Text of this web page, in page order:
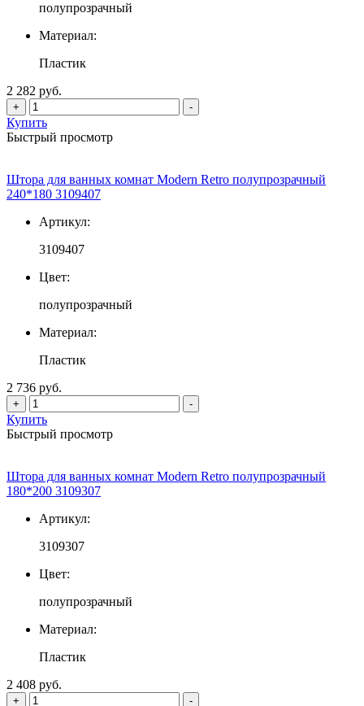
полупрозрачный
Материал:
Пластик
2 282 руб.
+ -
Купить
Быстрый просмотр
Штора для ванных комнат Modern Retro полупрозрачный
240*180 3109407
Артикул:
3109407
Цвет:
полупрозрачный
Материал:
Пластик
2 736 руб.
+ -
Купить
Быстрый просмотр
Штора для ванных комнат Modern Retro полупрозрачный
180*200 3109307
Артикул:
3109307
Цвет:
полупрозрачный
Материал:
Пластик
2 408 руб.
+ -